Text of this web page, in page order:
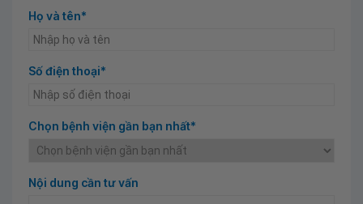
Họ và tên*
Số điện thoại*
Chọn bệnh viện gần bạn nhất*
Nội dung cần tư vấn